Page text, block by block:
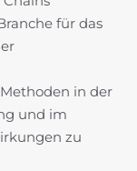
für das
in der
und im
zu